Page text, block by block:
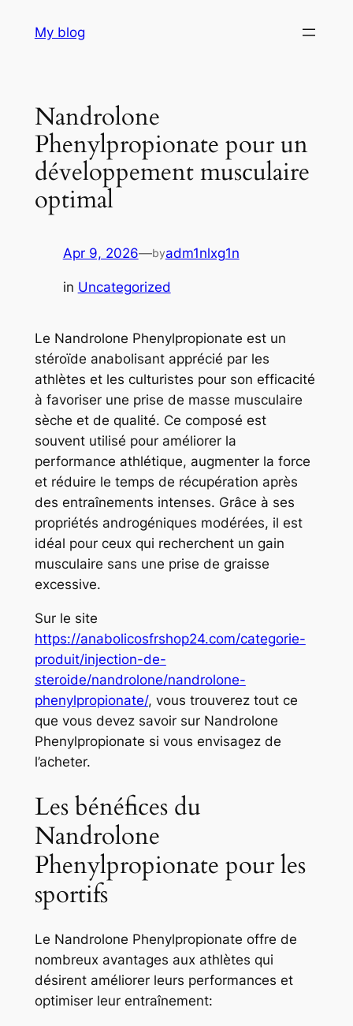
My blog
Nandrolone
Phenylpropionate pour un
développement musculaire
optimal
Apr 9, 2026—byadm1nlxg1n
in Uncategorized
Le Nandrolone Phenylpropionate est un
stéroïde anabolisant apprécié par les
athlètes et les culturistes pour son efficacité
à favoriser une prise de masse musculaire
sèche et de qualité. Ce composé est
souvent utilisé pour améliorer la
performance athlétique, augmenter la force
et réduire le temps de récupération après
des entraînements intenses. Grâce à ses
propriétés androgéniques modérées, il est
idéal pour ceux qui recherchent un gain
musculaire sans une prise de graisse
excessive.
Sur le site
https://anabolicosfrshop24.com/categorie-
produit/injection-de-
steroide/nandrolone/nandrolone-
phenylpropionate/, vous trouverez tout ce
que vous devez savoir sur Nandrolone
Phenylpropionate si vous envisagez de
l’acheter.
Les bénéfices du
Nandrolone
Phenylpropionate pour les
sportifs
Le Nandrolone Phenylpropionate offre de
nombreux avantages aux athlètes qui
désirent améliorer leurs performances et
optimiser leur entraînement: